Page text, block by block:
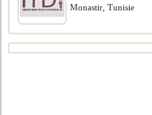
Monastir, Tunisie